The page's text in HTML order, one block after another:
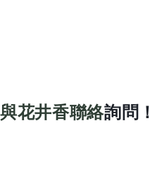
花井香聯絡詢問！